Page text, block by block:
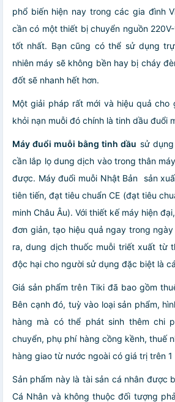
phổ biến hiện nay trong các gia đình
cần có một thiết bị chuyển nguồn
tốt nhất. Bạn cũng có thể sử dụng
nhiên máy sẽ không bền hay bị cháy
đốt sẽ nhanh hết hơn.
Một giải pháp rất mới và hiệu quả cho
khỏi nạn muỗi đó chính là tinh dầu đuổi
Máy đuổi muỗi bằng tinh dầu sử
cần lắp lọ dung dịch vào trong thân
được. Máy đuổi muỗi Nhật Bản sản
tiên tiến, đạt tiêu chuẩn CE (đạt tiêu
minh Châu Âu). Với thiết kế máy hiện
đơn giản, tạo hiệu quả ngay trong
ra, dung dịch thuốc muỗi triết xuất từ
độc hại cho người sử dụng đặc biệt là
Giá sản phẩm trên Tiki đã bao gồm
Bên cạnh đó, tuỳ vào loại sản phẩm,
hàng mà có thể phát sinh thêm chi
chuyển, phụ phí hàng cồng kềnh, thuế
hàng giao từ nước ngoài có giá trị trên
Sản phẩm này là tài sản cá nhân được
Cá Nhân và không thuộc đối tượng